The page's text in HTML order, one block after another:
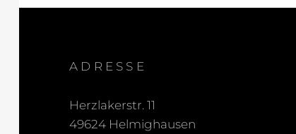
ADRESSE
Herzlakerstr. 11
49624 Helmighausen